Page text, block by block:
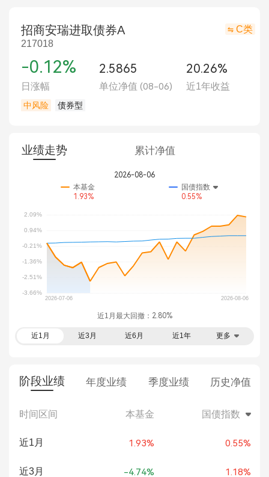
招商安瑞进取债券A
217018
C类
-0.12% 2.5865 20.26%
日涨幅 单位净值 (08-06) 近1年收益
中风险 债券型
业绩走势 累计净值
2026-08-06
本基金
1.93%
国债指数
0.55%
近1月最大回撤： 2.80%
近1月 近3月 近6月 近1年 更多
阶段业绩 年度业绩 季度业绩 历史净值
时间区间 本基金 国债指数
近1月 1.93% 0.55%
近3月 -4.74% 1.18%